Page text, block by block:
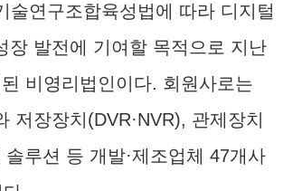
술연구조합육성법에 따라 디지털
장 발전에 기여할 목적으로 지난
비영리법인이다. 회원사로는
저장장치(DVR·NVR), 관제장치
루션 등 개발·제조업체 47개사